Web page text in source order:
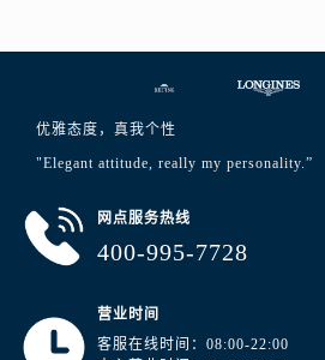
优雅态度，真我个性
"Elegant attitude, really my personality.”
网点服务热线
400-995-7728
营业时间
客服在线时间：08:00-22:00